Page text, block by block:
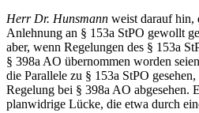
Herr Dr. Hunsmann weist darauf hin,
Anlehnung an § 153a StPO gewollt
aber, wenn Regelungen des § 153a
§ 398a AO übernommen worden
die Parallele zu § 153a StPO
Regelung bei § 398a AO abgesehen.
planwidrige Lücke, die etwa durch